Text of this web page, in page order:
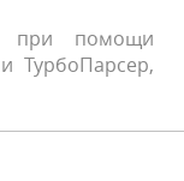
при помощи
ТурбоПарсер,